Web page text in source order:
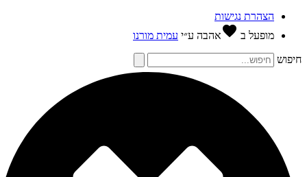
הצהרת נגישות
מופעל בfavoriteאהבהע״יעמית מורנו
חיפוש